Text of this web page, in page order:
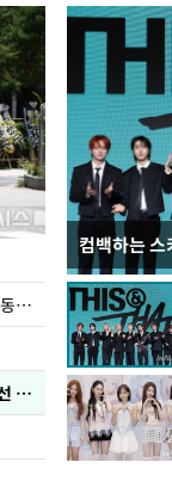
더불어민주당 당대표·최고위원 후보 합동연설회
주택용지 검토 알려지자... 신속히 늘어선 '근조화환'
컴백하는 스
청와대 일